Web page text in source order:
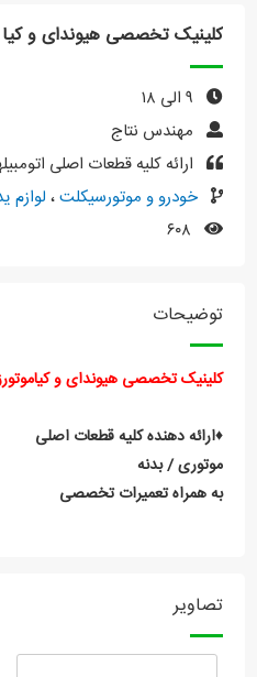
راهنما
ورود یا عضویت
کلینیک تخصصی هیوندای و
مهندس نتاج
ارائه کلیه قطعات اصلی
خودرو و موتورسیکلت،لوازم
توضیحات
کلینیک تخصصی هیوندای و
♦️ارائه دهنده کلیه قطعات اصلی
موتوری / بدنه
به همراه تعمیرات تخصصی
تصاویر